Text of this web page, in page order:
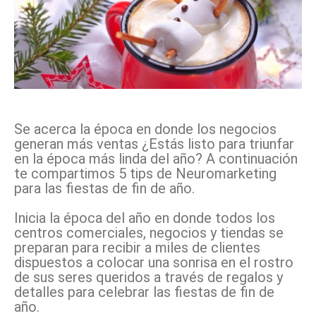
Se acerca la época en donde los negocios
generan más ventas ¿Estás listo para triunfar
en la época más linda del año? A continuación
te compartimos 5 tips de Neuromarketing
para las fiestas de fin de año.
Inicia la época del año en donde todos los
centros comerciales, negocios y tiendas se
preparan para recibir a miles de clientes
dispuestos a colocar una sonrisa en el rostro
de sus seres queridos a través de regalos y
detalles para celebrar las fiestas de fin de
año.